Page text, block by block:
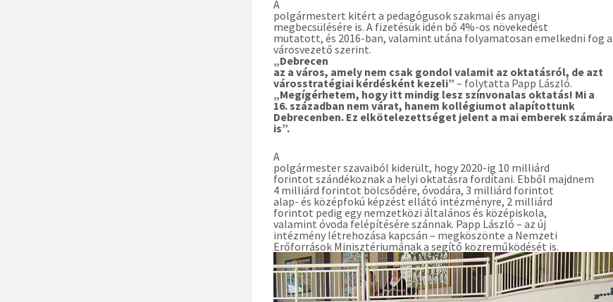
A
polgármestert kitért a pedagógusok szakmai és anyagi
megbecsülésére is. A fizetésük idén bő 4%-os növekedést
mutatott, és 2016-ban, valamint utána folyamatosan emelkedni fog a
városvezető szerint.
„Debrecen
az a város, amely nem csak gondol valamit az oktatásról, de azt
városstratégiai kérdésként kezeli”– folytatta Papp László.
„Megígérhetem, hogy itt mindig lesz színvonalas oktatás! Mi a
16. században nem várat, hanem kollégiumot alapítottunk
Debrecenben. Ez elkötelezettséget jelent a mai emberek számára
is”.
A
polgármester szavaiból kiderült, hogy 2020-ig 10 milliárd
forintot szándékoznak a helyi oktatásra fordítani. Ebből majdnem
4 milliárd forintot bölcsődére, óvodára, 3 milliárd forintot
alap- és középfokú képzést ellátó intézményre, 2 milliárd
forintot pedig egy nemzetközi általános és középiskola,
valamint óvoda felépítésére szánnak. Papp László – az új
intézmény létrehozása kapcsán – megköszönte a Nemzeti
Erőforrások Minisztériumának a segítő közreműködését is.